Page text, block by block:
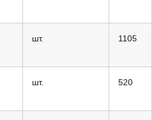
шт. 1105
шт. 520